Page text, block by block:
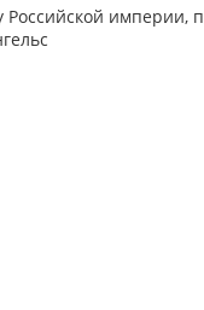
империи,